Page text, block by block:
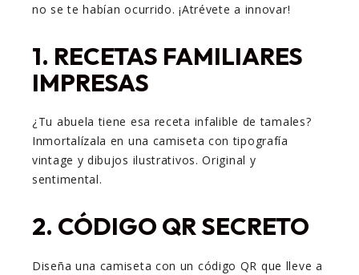
no se te habían ocurrido. ¡Atrévete a innovar!
1. RECETAS FAMILIARES
IMPRESAS
¿Tu abuela tiene esa receta infalible de tamales?
Inmortalízala en una camiseta con tipografía
vintage y dibujos ilustrativos. Original y
sentimental.
2. CÓDIGO QR SECRETO
Diseña una camiseta con un código QR que lleve a